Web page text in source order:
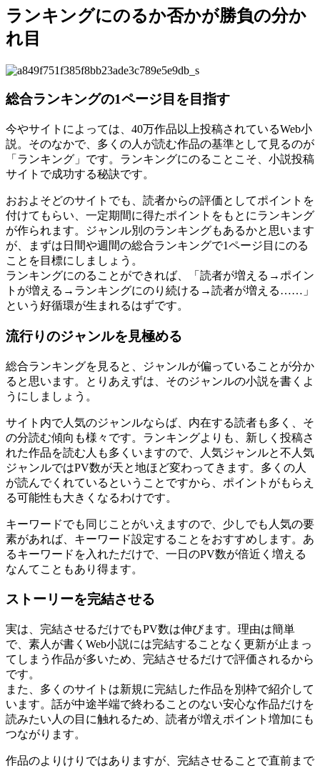
ランキングにのるか否かが勝負の分か
れ目
総合ランキングの1ページ目を目指す
今やサイトによっては、40万作品以上投稿されているWeb小
説。そのなかで、多くの人が読む作品の基準として見るのが
「ランキング」です。ランキングにのることこそ、小説投稿
サイトで成功する秘訣です。
おおよそどのサイトでも、読者からの評価としてポイントを
付けてもらい、一定期間に得たポイントをもとにランキング
が作られます。ジャンル別のランキングもあるかと思います
が、まずは日間や週間の総合ランキングで1ページ目にのる
ことを目標にしましょう。
ランキングにのることができれば、「読者が増える→ポイン
トが増える→ランキングにのり続ける→読者が増える……」
という好循環が生まれるはずです。
流行りのジャンルを見極める
総合ランキングを見ると、ジャンルが偏っていることが分か
ると思います。とりあえずは、そのジャンルの小説を書くよ
うにしましょう。
サイト内で人気のジャンルならば、内在する読者も多く、そ
の分読む傾向も様々です。ランキングよりも、新しく投稿さ
れた作品を読む人も多くいますので、人気ジャンルと不人気
ジャンルではPV数が天と地ほど変わってきます。多くの人
が読んでくれているということですから、ポイントがもらえ
る可能性も大きくなるわけです。
キーワードでも同じことがいえますので、少しでも人気の要
素があれば、キーワード設定することをおすすめします。あ
るキーワードを入れただけで、一日のPV数が倍近く増える
なんてこともあり得ます。
ストーリーを完結させる
実は、完結させるだけでもPV数は伸びます。理由は簡単
で、素人が書くWeb小説には完結することなく更新が止まっ
てしまう作品が多いため、完結させるだけで評価されるから
です。
また、多くのサイトは新規に完結した作品を別枠で紹介して
います。話が中途半端で終わることのない安心な作品だけを
読みたい人の目に触れるため、読者が増えポイント増加にも
つながります。
作品のよりけりではありますが、完結させることで直前まで